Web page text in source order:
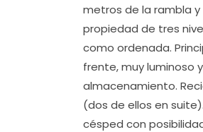
metros de la rambla
propiedad de tres
como ordenada.
frente, muy luminoso
almacenamiento.
(dos de ellos en
césped con